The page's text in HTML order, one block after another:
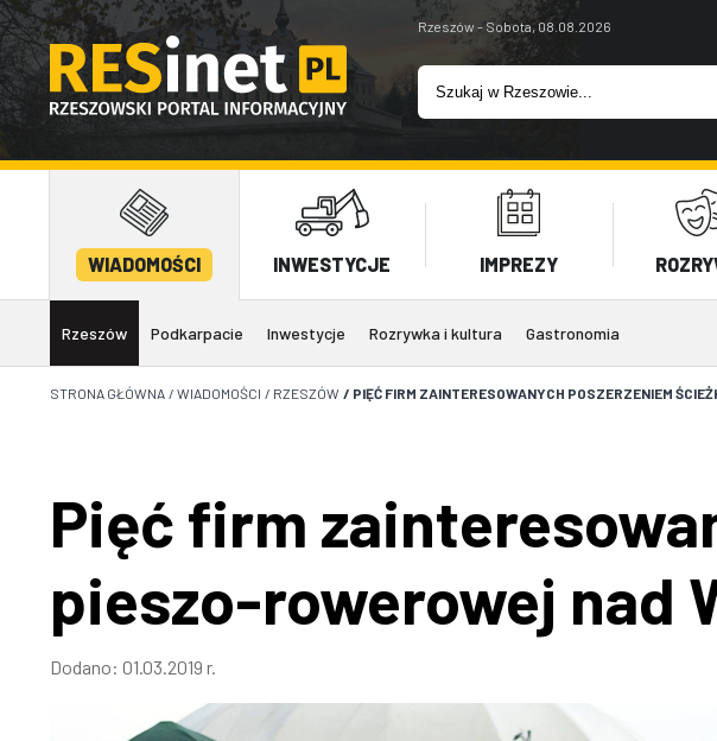
Rzeszów - Sobota, 08.08.2026
WIADOMOŚCI INWESTYCJE IMPREZY
Rzeszów Podkarpacie Inwestycje Rozrywka i kultura Gastronomia
STRONA GŁÓWNA / WIADOMOŚCI / RZESZÓW / PIĘĆ FIRM ZAINTERESOWANYCH POSZERZENIEM
Pięć firm
pieszo-rowerowej nad
Dodano: 01.03.2019 r.